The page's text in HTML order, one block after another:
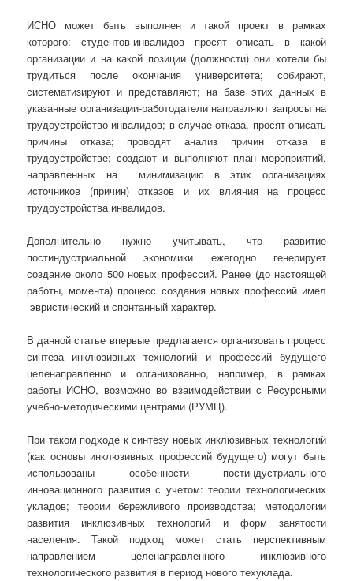
ИСНО может быть выполнен и такой проект в рамках
которого: студентов-инвалидов просят описать в какой
организации и на какой позиции (должности) они хотели бы
трудиться после окончания университета; собирают,
систематизируют и представляют; на базе этих данных в
указанные организации-работодатели направляют запросы на
трудоустройство инвалидов; в случае отказа, просят описать
причины отказа; проводят анализ причин отказа в
трудоустройстве; создают и выполняют план мероприятий,
направленных на минимизацию в этих организациях
источников (причин) отказов и их влияния на процесс
трудоустройства инвалидов.
Дополнительно нужно учитывать, что развитие
постиндустриальной экономики ежегодно генерирует
создание около 500 новых профессий. Ранее (до настоящей
работы, момента) процесс создания новых профессий имел
эвристический и спонтанный характер.
В данной статье впервые предлагается организовать процесс
синтеза инклюзивных технологий и профессий будущего
целенаправленно и организованно, например, в рамках
работы ИСНО, возможно во взаимодействии с Ресурсными
учебно-методическими центрами (РУМЦ).
При таком подходе к синтезу новых инклюзивных технологий
(как основы инклюзивных профессий будущего) могут быть
использованы особенности постиндустриального
инновационного развития с учетом: теории технологических
укладов; теории бережливого производства; методологии
развития инклюзивных технологий и форм занятости
населения. Такой подход может стать перспективным
направлением целенаправленного инклюзивного
технологического развития в период нового техуклада.